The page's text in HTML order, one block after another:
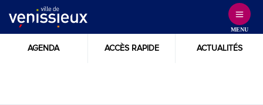
Content
MENU
AGENDA ACCÈS RAPIDE ACTUALITÉS